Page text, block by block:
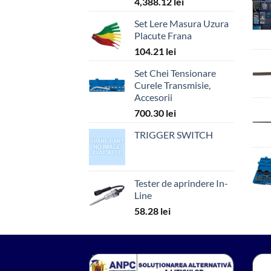
Set Lere Masura Uzura
Placute Frana
104.21 lei
Set Chei Tensionare
Curele Transmisie,
Accesorii
700.30 lei
TRIGGER SWITCH
Tester de aprindere In-
Line
58.28 lei